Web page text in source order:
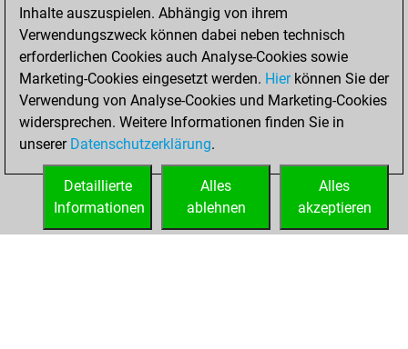
your Fritz account
Dienstag, Januar
2, 2018
You played 2
blitz games
Play
You scored +0
=0 -2 in blitz
Inhalte auszuspielen. Abhängig von ihrem
Verwendungszweck können dabei neben technisch
erforderlichen Cookies auch Analyse-Cookies sowie
Marketing-Cookies eingesetzt werden. Hierkönnen Sie der
Verwendung von Analyse-Cookies und Marketing-Cookies
widersprechen. Weitere Informationen finden Sie in
unserer Datenschutzerklärung.
Alles
akzeptieren
Alles
ablehnen
Detaillierte
Informationen